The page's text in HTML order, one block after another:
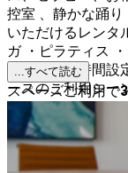
控室 、静かな踊
いただけるレンタルスペース
ガ ・ピラティス
り（曜日、時間設定が
ースのご利用シー
メイク ・デスクワーク
線 三軒茶屋駅徒歩2分 ＊NEWOPENの綺麗で快適
です ＊月極、曜日、時間など定期のご利用も募集中です 清
潔でシンプルな
...すべて読む
スペースご利用で3